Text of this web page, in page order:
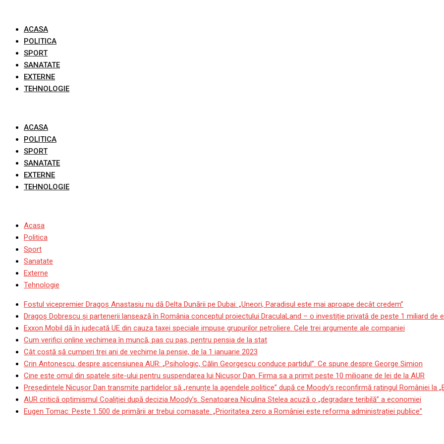
contentACASA
POLITICA
SPORT
SANATATE
EXTERNE
TEHNOLOGIE
ACASA
POLITICA
SPORT
SANATATE
EXTERNE
TEHNOLOGIE
Acasa
Politica
Sport
Sanatate
Externe
Tehnologie
Fostul vicepremier Dragoș Anastasiu nu dă Delta Dunării pe Dubai: „Uneori, Paradisul este mai aproape decât credem”
Dragoş Dobrescu şi partenerii lansează în România conceptul proiectului DraculaLand – o investiție privată de peste 1 miliard de
Exxon Mobil dă în judecată UE din cauza taxei speciale impuse grupurilor petroliere. Cele trei argumente ale companiei
Cum verifici online vechimea în muncă, pas cu pas, pentru pensia de la stat
Cât costă să cumperi trei ani de vechime la pensie, de la 1 ianuarie 2023
Crin Antonescu, despre ascensiunea AUR: „Psihologic, Călin Georgescu conduce partidul”. Ce spune despre George Simion
Cine este omul din spatele site-ului pentru suspendarea lui Nicuşor Dan. Firma sa a primit peste 10 milioane de lei de la AUR
Președintele Nicușor Dan transmite partidelor să „renunțe la agendele politice” după ce Moody’s reconfirmă ratingul României la
AUR critică optimismul Coaliției după decizia Moody’s. Senatoarea Niculina Stelea acuză o „degradare teribilă” a economiei
Eugen Tomac: Peste 1.500 de primării ar trebui comasate. „Prioritatea zero a României este reforma administrației publice”